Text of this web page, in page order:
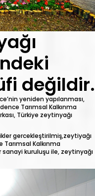
değildir.
yeniden yapılanması,
Tarımsal Kalkınma
Türkiye zeytinyağı
gercekleştirilmiş,zeytiyağı
Kalkınma
kuruluşu ile, zeytinyağı